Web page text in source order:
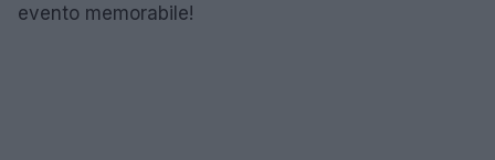
evento memorabile!